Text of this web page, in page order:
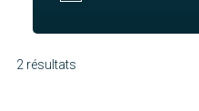
2 résultats